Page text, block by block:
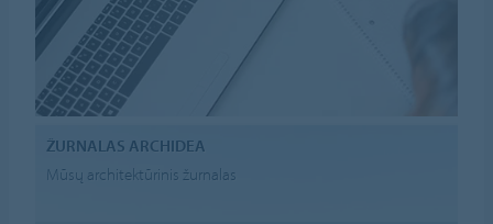
ŽURNALAS ARCHIDEA
Mūsų architektūrinis žurnalas